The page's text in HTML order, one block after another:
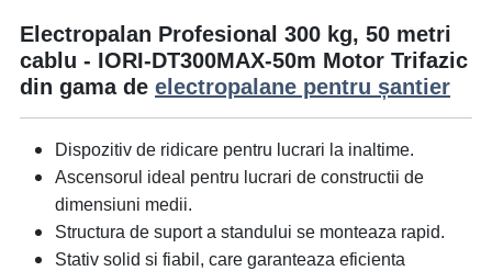
Electropalan Profesional 300 kg, 50 metri
cablu - IORI-DT300MAX-50m Motor Trifazic
din gama de electropalane pentru șantier
Dispozitiv de ridicare pentru lucrari la inaltime.
Ascensorul ideal pentru lucrari de constructii de
dimensiuni medii.
Structura de suport a standului se monteaza rapid.
Stativ solid si fiabil, care garanteaza eficienta